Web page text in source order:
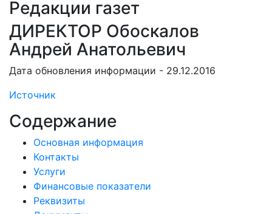
Редакции газет
ДИРЕКТОР Обоскалов
Андрей Анатольевич
Дата обновления информации - 29.12.2016
Источник
Содержание
Основная информация
Контакты
Услуги
Финансовые показатели
Реквизиты